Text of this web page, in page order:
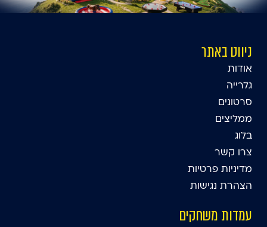
ניווט באתר
אודות
גלרייה
סרטונים
ממליצים
בלוג
צרו קשר
מדיניות פרטיות
הצהרת נגישות
עמדות משחקים